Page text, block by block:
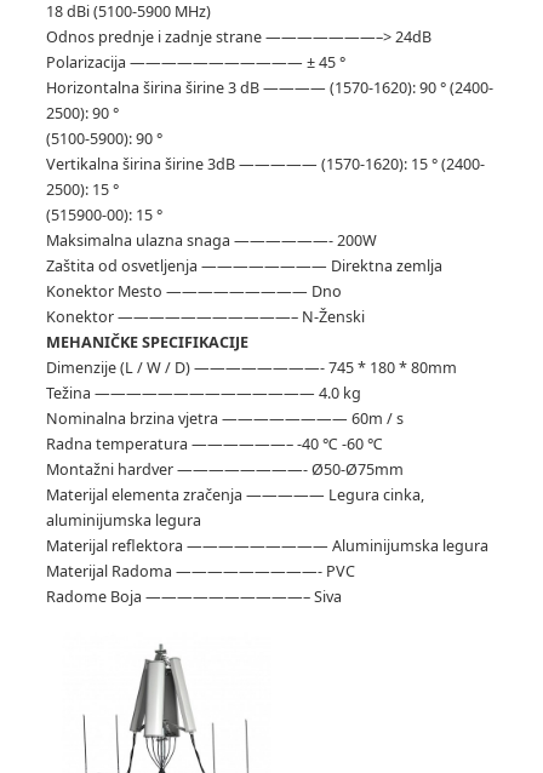
18 dBi (5100-5900 MHz)
Odnos prednje i zadnje strane ———————–> 24dB
Polarizacija ——————————— ± 45 °
Horizontalna širina širine 3 dB ———— (1570-1620): 90 ° (2400-
2500): 90 °
(5100-5900): 90 °
Vertikalna širina širine 3dB ————— (1570-1620): 15 ° (2400-
2500): 15 °
(515900-00): 15 °
Maksimalna ulazna snaga ——————- 200W
Zaštita od osvetljenja ———————— Direktna zemlja
Konektor Mesto ————————— Dno
Konektor ———————————– N-Ženski
MEHANIČKE SPECIFIKACIJE
Dimenzije (L / W / D) ————————- 745 * 180 * 80mm
Težina —————————————— 4.0 kg
Nominalna brzina vjetra ———————— 60m / s
Radna temperatura ——————– -40 ℃ -60 ℃
Montažni hardver ————————- Ø50-Ø75mm
Materijal elementa zračenja ————— Legura cinka,
aluminijumska legura
Materijal reflektora ————————— Aluminijumska legura
Materijal Radoma —————————- PVC
Radome Boja ——————————– Siva